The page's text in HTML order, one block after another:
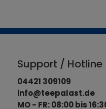
Support / Hotline
04421 309109
info@teepalast.de
MO - FR: 08:00 bis